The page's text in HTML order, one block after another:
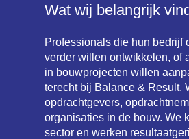
Wat wij belangrijk
Professionals die hun bedrijf
verder willen ontwikkelen, of
in bouwprojecten willen
terecht bij Balance & Result.
opdrachtgevers,
organisaties in de bouw. We
sector en werken